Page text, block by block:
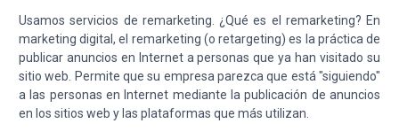
Usamos servicios de remarketing. ¿Qué es el remarketing? En
marketing digital, el remarketing (o retargeting) es la práctica de
publicar anuncios en Internet a personas que ya han visitado su
sitio web. Permite que su empresa parezca que está "siguiendo"
a las personas en Internet mediante la publicación de anuncios
en los sitios web y las plataformas que más utilizan.